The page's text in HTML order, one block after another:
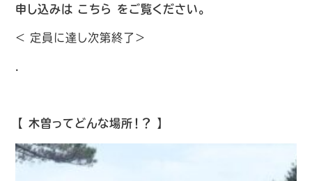
申し込みはこちら をご覧ください。
＜ 定員に達し次第終了＞
【 木曽ってどんな場所！？ 】